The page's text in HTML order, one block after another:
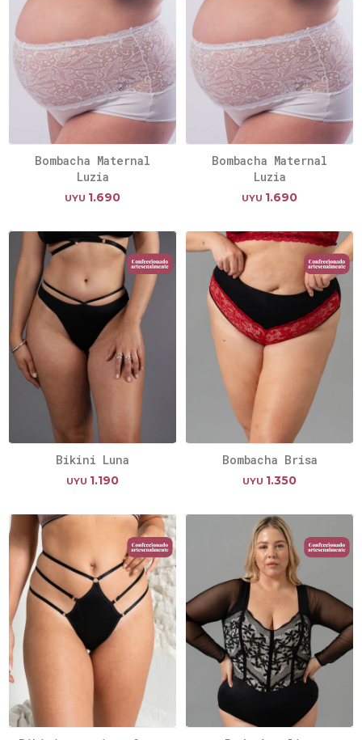
Bombacha Maternal
Luzia
UYU 1.690
Bombacha Maternal
Luzia
UYU 1.690
Bikini Luna
UYU 1.190
Bombacha Brisa
UYU 1.350